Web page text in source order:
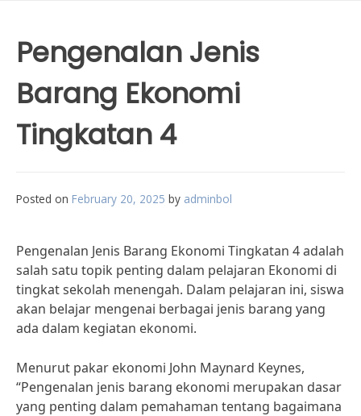
Pengenalan Jenis
Barang Ekonomi
Tingkatan 4
Posted on February 20, 2025 by adminbol
Pengenalan Jenis Barang Ekonomi Tingkatan 4 adalah
salah satu topik penting dalam pelajaran Ekonomi di
tingkat sekolah menengah. Dalam pelajaran ini, siswa
akan belajar mengenai berbagai jenis barang yang
ada dalam kegiatan ekonomi.
Menurut pakar ekonomi John Maynard Keynes,
“Pengenalan jenis barang ekonomi merupakan dasar
yang penting dalam pemahaman tentang bagaimana